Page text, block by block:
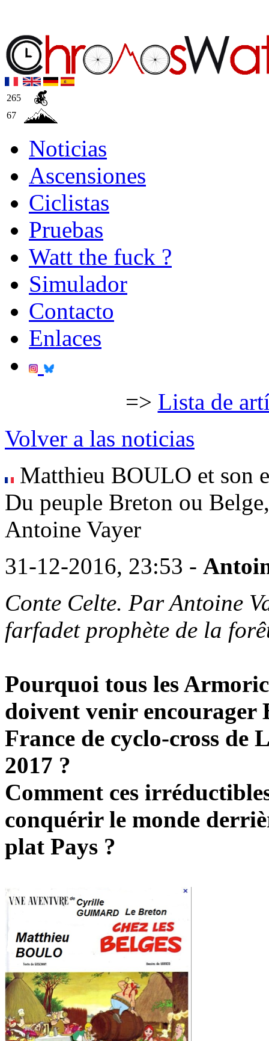
265
67
Noticias
Ascensiones
Ciclistas
Pruebas
Watt the fuck ?
Simulador
Contacto
Enlaces
=> Lista de
Volver a las noticias
Matthieu BOULO et son
Du peuple Breton ou
Antoine Vayer
31-12-2016, 23:53 -
Conte Celte. Par Antoine
farfadet prophète de la
Pourquoi tous les
doivent venir encourager
France de cyclo-cross de
2017 ?
Comment ces
conquérir le monde
plat Pays ?